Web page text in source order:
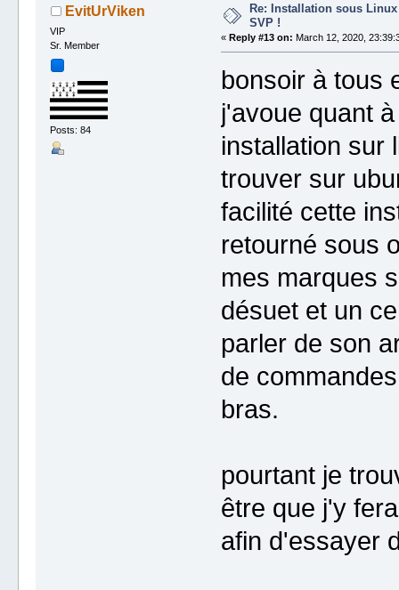
EvitUrViken
VIP
Sr. Member
Posts: 84
Re: Installation sous
SVP !
« Reply #13 on: March 12, 2020,
bonsoir à tous
j'avoue quant
installation sur
trouver sur
facilité cette
retourné sous
mes marques
désuet et un
parler de son
de
bras.
pourtant je
être que j'y
afin d'essayer